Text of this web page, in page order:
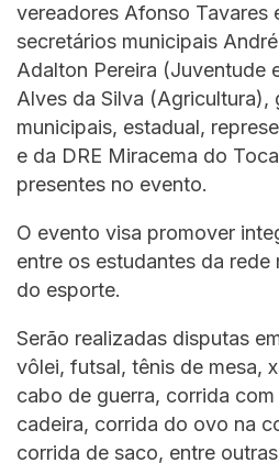
vereadores Afonso Tavares
secretários municipais
Adalton Pereira (Juventude
Alves da Silva (Agricultura),
municipais, estadual,
e da DRE Miracema do
presentes no evento.
O evento visa promover
entre os estudantes da rede
do esporte.
Serão realizadas disputas
vôlei, futsal, tênis de mesa,
cabo de guerra, corrida
cadeira, corrida do ovo na
corrida de saco, entre